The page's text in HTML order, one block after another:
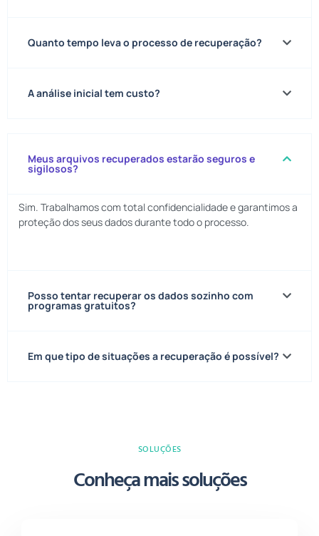
Quanto tempo leva o processo de recuperação?
A análise inicial tem custo?
Meus arquivos recuperados estarão seguros e
sigilosos?
Sim. Trabalhamos com total confidencialidade e garantimos a
proteção dos seus dados durante todo o processo.
Posso tentar recuperar os dados sozinho com
programas gratuitos?
Em que tipo de situações a recuperação é possível?
SOLUÇÕES
Conheça mais soluções